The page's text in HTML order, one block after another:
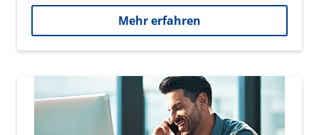
Mehr erfahren